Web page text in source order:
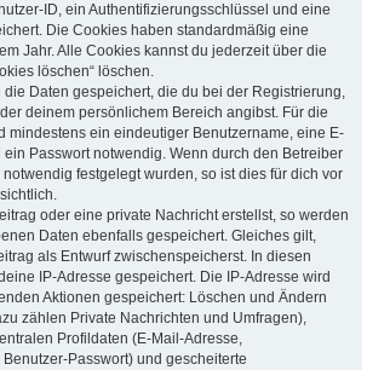
ID, ein Authentifizierungsschlüssel und eine
Die Cookies haben standardmäßig eine
Jahr. Alle Cookies kannst du jederzeit über die
löschen“ löschen.
die Daten gespeichert, die du bei der Registrierung,
deinem persönlichem Bereich angibst. Für die
mindestens ein eindeutiger Benutzername, eine E-
ein Passwort notwendig. Wenn durch den Betreiber
festgelegt wurden, so ist dies für dich vor
oder eine private Nachricht erstellst, so werden
Daten ebenfalls gespeichert. Gleiches gilt,
als Entwurf zwischenspeicherst. In diesen
IP-Adresse gespeichert. Die IP-Adresse wird
Aktionen gespeichert: Löschen und Ändern
zählen Private Nachrichten und Umfragen),
Profildaten (E-Mail-Adresse,
Passwort) und gescheiterte